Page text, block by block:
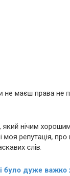
не маєш права не
нічим
моя репутація,
слів.
було дуже важко